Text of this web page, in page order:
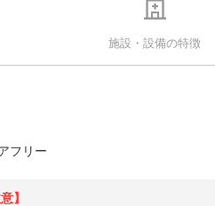
施設・設備の特徴
フリー
】